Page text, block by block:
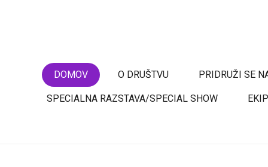
DOMOV O DRUŠTVU PRIDRUŽI SE
SPECIALNA RAZSTAVA/SPECIAL SHOW